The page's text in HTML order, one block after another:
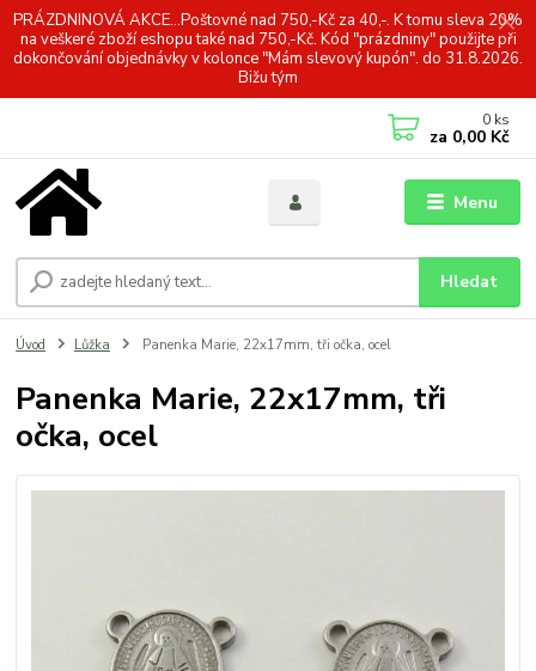
PRÁZDNINOVÁ AKCE...Poštovné nad 750,-Kč za 40,-. K tomu sleva 20%
na veškeré zboží eshopu také nad 750,-Kč. Kód "prázdniny" použijte při
dokončování objednávky v kolonce "Mám slevový kupón". do 31.8.2026.
Bižu tým
Menu
Hledat
0 ks
za 0,00 Kč
Úvod Lůžka Panenka Marie, 22x17mm, tři očka, ocel
Panenka Marie, 22x17mm, tři
očka, ocel